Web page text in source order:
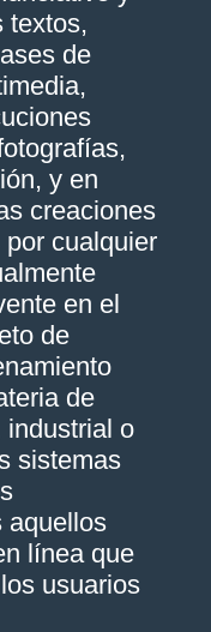
textos,
de
y en
creaciones
cualquier
en el
de
de
industrial o
sistemas
aquellos
línea que
usuarios